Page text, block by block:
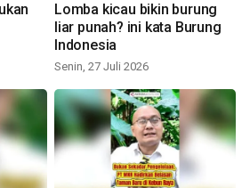
Lomba kicau bikin burung
liar punah? ini kata Burung
Indonesia
Senin, 27 Juli 2026